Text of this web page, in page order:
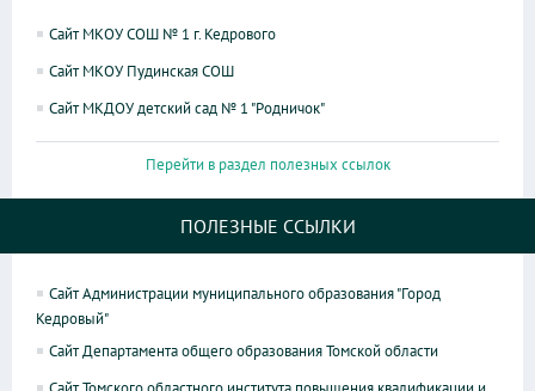
Сайт МКОУ СОШ № 1 г. Кедрового
Сайт МКОУ Пудинская СОШ
Сайт МКДОУ детский сад № 1 "Родничок"
Перейти в раздел полезных ссылок
ПОЛЕЗНЫЕ ССЫЛКИ
Сайт Администрации муниципального образования "Город
Кедровый"
Сайт Департамента общего образования Томской области